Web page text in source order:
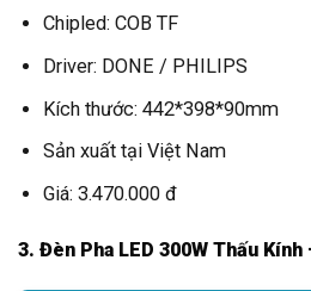
Chipled: COB TF
Driver: DONE / PHILIPS
Kích thước: 442*398*90mm
Sản xuất tại Việt Nam
Giá: 3.470.000 đ
3. Đèn Pha LED 300W Thấu